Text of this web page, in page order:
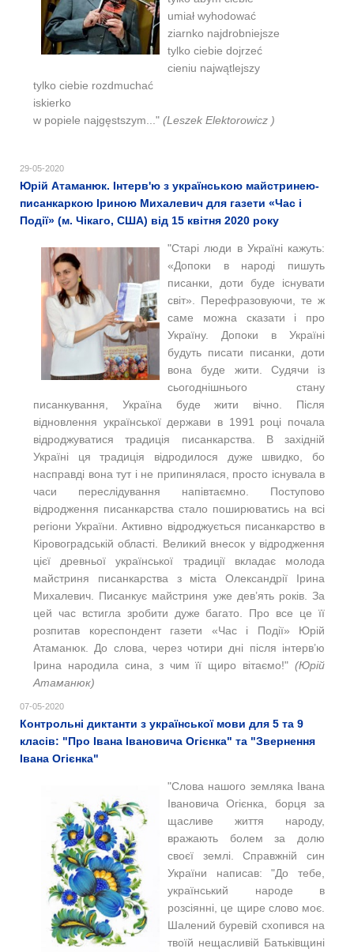
umiał wyhodować
ziarnko najdrobniejsze
tylko ciebie dojrzeć
cieniu najwątlejszy
tylko ciebie rozdmuchać
iskierko
w popiele najgęstszym..." (Leszek Elektorowicz )
29-05-2020
Юрій Атаманюк. Інтерв'ю з українською майстринею-
писанкаркою Іриною Михалевич для газети «Час і
Події» (м. Чікаго, США) від 15 квітня 2020 року
"Старі люди в Україні кажуть:
«Допоки в народі пишуть
писанки, доти буде існувати
світ». Перефразовуючи, те ж
саме можна сказати і про
Україну. Допоки в Україні
будуть писати писанки, доти
вона буде жити. Судячи із
сьогоднішнього стану
писанкування, Україна буде жити вічно. Після
відновлення української держави в 1991 році почала
відроджуватися традиція писанкарства. В західній
Україні ця традиція відродилося дуже швидко, бо
насправді вона тут і не припинялася, просто існувала в
часи переслідування напівтаємно. Поступово
відродження писанкарства стало поширюватись на всі
регіони України. Активно відроджується писанкарство в
Кіровоградській області. Великий внесок у відродження
цієї древньої української традиції вкладає молода
майстриня писанкарства з міста Олександрії Ірина
Михалевич. Писанкує майстриня уже дев’ять років. За
цей час встигла зробити дуже багато. Про все це її
розпитав кореспондент газети «Час і Події» Юрій
Атаманюк. До слова, через чотири дні після інтерв’ю
Ірина народила сина, з чим її щиро вітаємо!" (Юрій
Атаманюк)
07-05-2020
Контрольні диктанти з української мови для 5 та 9
класів: "Про Івана Івановича Огієнка" та "Звернення
Івана Огієнка"
"Слова нашого земляка Івана
Івановича Огієнка, борця за
щасливе життя народу,
вражають болем за долю
своєї землі. Справжній син
України написав: "До тебе,
український народе в
розсіянні, це щире слово моє.
Шалений буревій схопився на
твоїй нещасливій Батьківщині